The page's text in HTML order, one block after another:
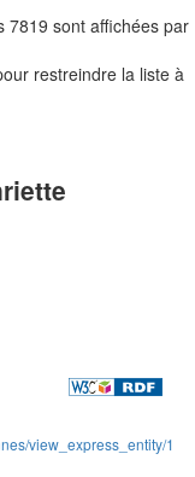
7819 sont affichées par
restreindre la liste à
view_express_entity/1